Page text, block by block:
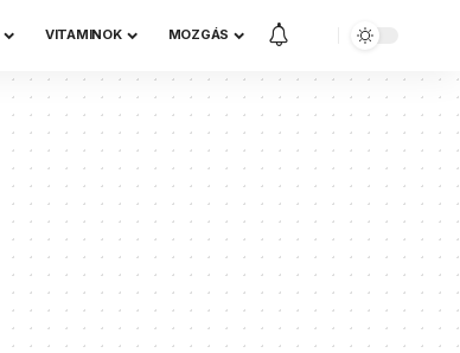
VITAMINOK MOZGÁS